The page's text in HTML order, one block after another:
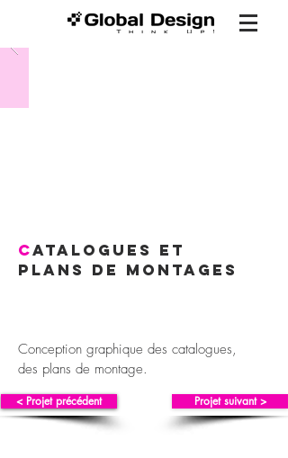
catalogues et
plans de montages
Conception graphique des catalogues,
des plans de montage.
Projet suivant >
< Projet précédent